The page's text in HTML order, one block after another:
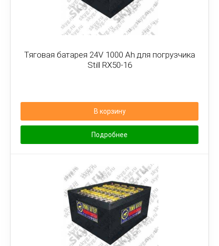
Тяговая батарея 24V 1000 Ah для погрузчика
Still RX50-16
В корзину
Подробнее